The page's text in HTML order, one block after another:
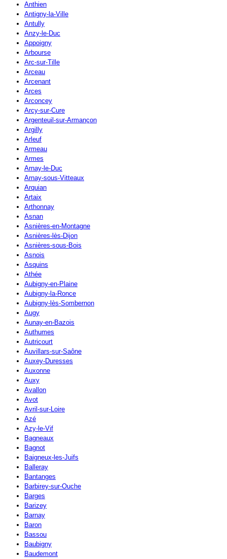
Anthien
Antigny-la-Ville
Antully
Anzy-le-Duc
Appoigny
Arbourse
Arc-sur-Tille
Arceau
Arcenant
Arces
Arconcey
Arcy-sur-Cure
Argenteuil-sur-Armançon
Argilly
Arleuf
Armeau
Armes
Arnay-le-Duc
Arnay-sous-Vitteaux
Arquian
Artaix
Arthonnay
Asnan
Asnières-en-Montagne
Asnières-lès-Dijon
Asnières-sous-Bois
Asnois
Asquins
Athée
Aubigny-en-Plaine
Aubigny-la-Ronce
Aubigny-lès-Sombernon
Augy
Aunay-en-Bazois
Authumes
Autricourt
Auvillars-sur-Saône
Auxey-Duresses
Auxonne
Auxy
Avallon
Avot
Avril-sur-Loire
Azé
Azy-le-Vif
Bagneaux
Bagnot
Baigneux-les-Juifs
Balleray
Bantanges
Barbirey-sur-Ouche
Barges
Barizey
Barnay
Baron
Bassou
Baubigny
Baudemont